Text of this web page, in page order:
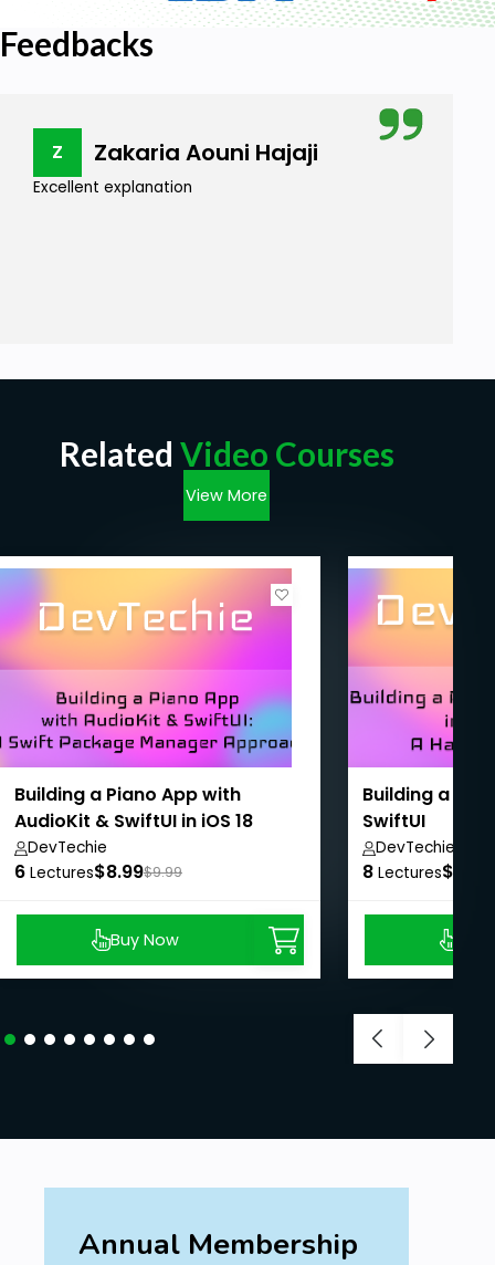
Feedbacks
Z Zakaria Aouni Hajaji
Excellent explanation
Related Video Courses
View More
Building a Piano App with
AudioKit & SwiftUI in iOS 18
DevTechie
6 Lectures$8.99$9.99
Buy Now
Building a
SwiftUI
DevTechie
8 Lectures$8.99
Annual Membership